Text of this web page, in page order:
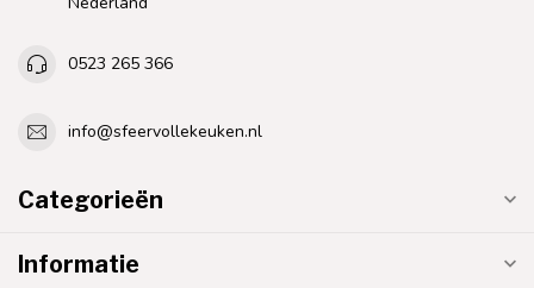
0523 265 366
info@sfeervollekeuken.nl
Categorieën
Informatie